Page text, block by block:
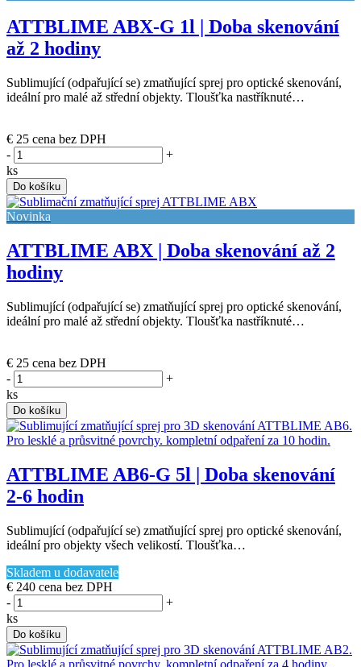
ATTBLIME ABX-G 1l | Doba skenování
až 2 hodiny
Sublimující (odpařující se) zmatňující sprej pro optické skenování,
ideální pro malé až střední objekty. Tloušťka nastříknuté…
€ 25 cena bez DPH
-
+
ks
Do košíku
Novinka
ATTBLIME ABX | Doba skenování až 2
hodiny
Sublimující (odpařující se) zmatňující sprej pro optické skenování,
ideální pro malé až střední objekty. Tloušťka nastříknuté…
€ 25 cena bez DPH
-
+
ks
Do košíku
ATTBLIME AB6-G 5l | Doba skenování
2-6 hodin
Sublimující (odpařující se) zmatňující sprej pro optické skenování,
ideální pro objekty všech velikostí. Tloušťka…
Skladem u dodavatele
€ 240 cena bez DPH
-
+
ks
Do košíku